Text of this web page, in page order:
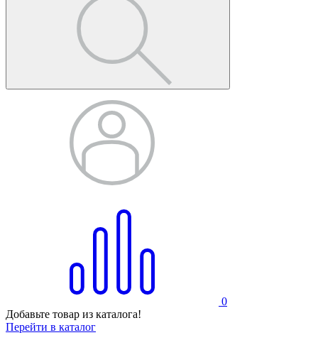
0
Добавьте товар из каталога!
Перейти в каталог